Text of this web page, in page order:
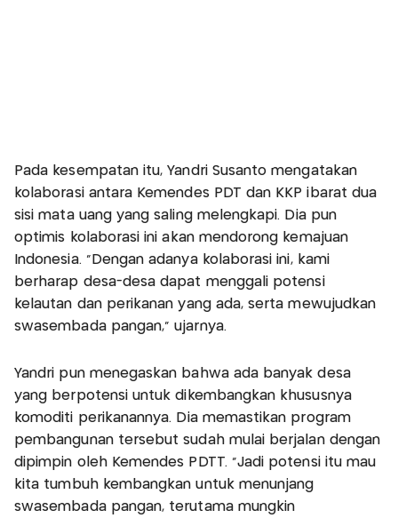
Pada kesempatan itu, Yandri Susanto mengatakan
kolaborasi antara Kemendes PDT dan KKP ibarat dua
sisi mata uang yang saling melengkapi. Dia pun
optimis kolaborasi ini akan mendorong kemajuan
Indonesia. “Dengan adanya kolaborasi ini, kami
berharap desa-desa dapat menggali potensi
kelautan dan perikanan yang ada, serta mewujudkan
swasembada pangan,” ujarnya.
Yandri pun menegaskan bahwa ada banyak desa
yang berpotensi untuk dikembangkan khususnya
komoditi perikanannya. Dia memastikan program
pembangunan tersebut sudah mulai berjalan dengan
dipimpin oleh Kemendes PDTT. “Jadi potensi itu mau
kita tumbuh kembangkan untuk menunjang
swasembada pangan, terutama mungkin